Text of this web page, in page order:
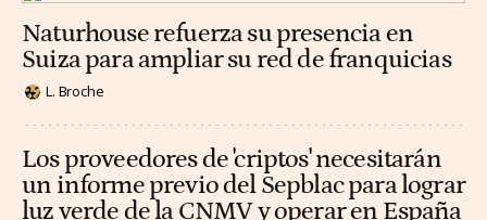
Naturhouse refuerza su presencia en
Suiza para ampliar su red de franquicias
L. Broche
Los proveedores de 'criptos' necesitarán
un informe previo del Sepblac para lograr
luz verde de la CNMV y operar en España